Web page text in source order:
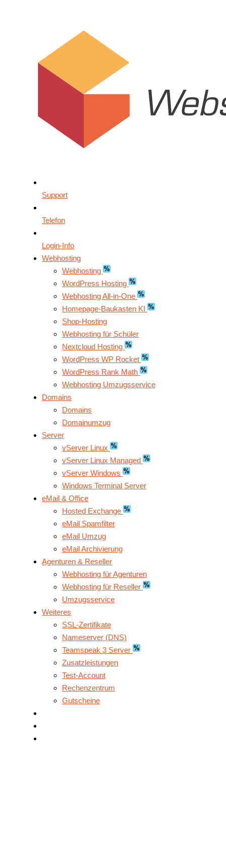
Support
Telefon
Login-Info
Webhosting
Webhosting
WordPress Hosting
Webhosting All-in-One
Homepage-Baukasten KI
Shop-Hosting
Webhosting für Schüler
Nextcloud Hosting
WordPress WP Rocket
WordPress Rank Math
Webhosting Umzugsservice
Domains
Domains
Domainumzug
Server
vServer Linux
vServer Linux Managed
vServer Windows
Windows Terminal Server
eMail & Office
Hosted Exchange
eMail Spamfilter
eMail Umzug
eMail Archivierung
Agenturen & Reseller
Webhosting für Agenturen
Webhosting für Reseller
Umzugsservice
Weiteres
SSL-Zertifikate
Nameserver (DNS)
Teamspeak 3 Server
Zusatzleistungen
Test-Account
Rechenzentrum
Gutscheine